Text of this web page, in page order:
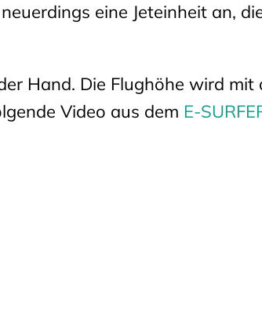
eine Jeteinheit an,
Hand. Die Flughöhe wird mit
Video aus dem E-